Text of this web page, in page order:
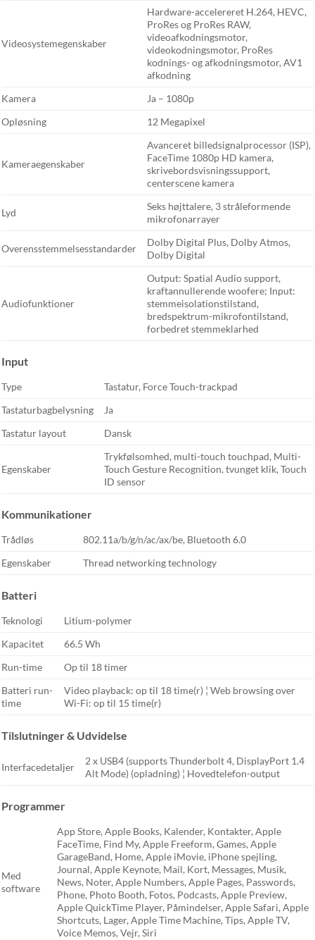
Videosystemegenskaber
Hardware-accelereret H.264, HEVC,
ProRes og ProRes RAW,
videoafkodningsmotor,
videokodningsmotor, ProRes
kodnings- og afkodningsmotor, AV1
afkodning
Kamera
Ja – 1080p
Opløsning
12 Megapixel
Kameraegenskaber
Avanceret billedsignalprocessor (ISP),
FaceTime 1080p HD kamera,
skrivebordsvisningssupport,
centerscene kamera
Lyd
Seks højttalere, 3 stråleformende
mikrofonarrayer
Overensstemmelsesstandarder
Dolby Digital Plus, Dolby Atmos,
Dolby Digital
Audiofunktioner
Output: Spatial Audio support,
kraftannullerende woofere; Input:
stemmeisolationstilstand,
bredspektrum-mikrofontilstand,
forbedret stemmeklarhed
Input
Type
Tastatur, Force Touch-trackpad
Tastaturbagbelysning
Ja
Tastatur layout
Dansk
Egenskaber
Trykfølsomhed, multi-touch touchpad, Multi-
Touch Gesture Recognition, tvunget klik, Touch
ID sensor
Kommunikationer
Trådløs
802.11a/b/g/n/ac/ax/be, Bluetooth 6.0
Egenskaber
Thread networking technology
Batteri
Teknologi
Litium-polymer
Kapacitet
66.5 Wh
Run-time
Op til 18 timer
Batteri run-
time
Video playback: op til 18 time(r) ¦ Web browsing over
Wi-Fi: op til 15 time(r)
Tilslutninger & Udvidelse
Interfacedetaljer
2 x USB4 (supports Thunderbolt 4, DisplayPort 1.4
Alt Mode) (opladning) ¦ Hovedtelefon-output
Programmer
Med
software
App Store, Apple Books, Kalender, Kontakter, Apple
FaceTime, Find My, Apple Freeform, Games, Apple
GarageBand, Home, Apple iMovie, iPhone spejling,
Journal, Apple Keynote, Mail, Kort, Messages, Musik,
News, Noter, Apple Numbers, Apple Pages, Passwords,
Phone, Photo Booth, Fotos, Podcasts, Apple Preview,
Apple QuickTime Player, Påmindelser, Apple Safari, Apple
Shortcuts, Lager, Apple Time Machine, Tips, Apple TV,
Voice Memos, Vejr, Siri